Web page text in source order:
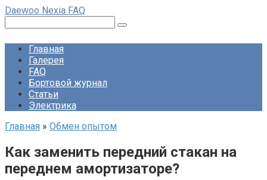
Перейти
контенту
Daewoo Nexia FAQ
Главная
Галерея
FAQ
Бортовой журнал
Статьи
Электрика
Главная » Обмен опытом
Как заменить передний стакан на
переднем амортизаторе?